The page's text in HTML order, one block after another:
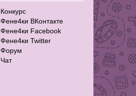
Конкурс
Фене4ки ВКонтакте
Фене4ки Facebook
Фене4ки Twitter
Форум
Чат